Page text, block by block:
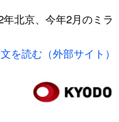
北京、今年2月のミラ
を読む（外部サイト）